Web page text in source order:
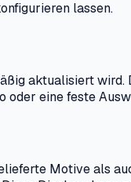
lassen.
aktualisiert
oder eine feste
Motive als